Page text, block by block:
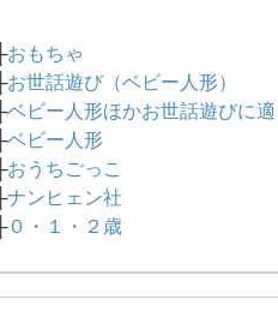
├おもちゃ
├お世話遊び（ベビー人形）
├ベビー人形ほかお世話遊びに
├ベビー人形
├おうちごっこ
├ナンヒェン社
├０・１・２歳